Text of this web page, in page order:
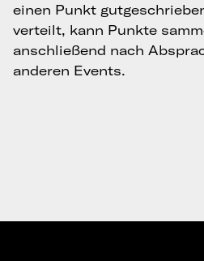
einen Punkt
verteilt, kann Punkte
anschließend nach
anderen Events.